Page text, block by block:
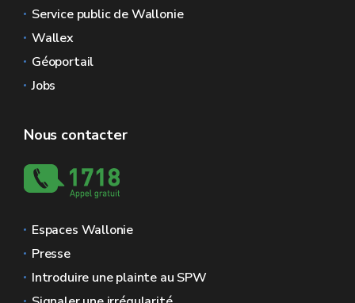
Service public de Wallonie
Wallex
Géoportail
Jobs
Nous contacter
Espaces Wallonie
Presse
Introduire une plainte au SPW